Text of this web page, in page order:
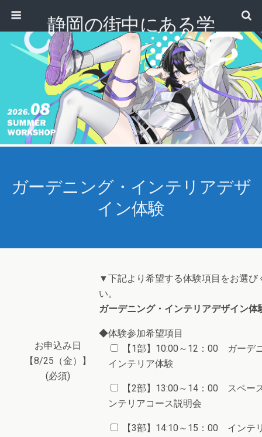
静岡の街中にある学
校｜専門学校 ノアデ
ザインカレッジ
ガーデニング・インテリアデザ
イン体験
お申込み日
【8/25（金）】
(必須)
▼下記より希望する体験項目をお選び
い。
ガーデニング・インテリアデザイン体
◆体験参加希望項目
【1部】10:00～12：00 ガーデ
インテリア体験
【2部】13:00～14：00 スペー
ンテリアコース説明会
【3部】14:10～15：00 インテ